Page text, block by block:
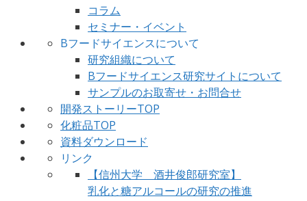
コラム
セミナー・イベント
Bフードサイエンスについて
研究組織について
Bフードサイエンス研究サイトについて
サンプルのお取寄せ・お問合せ
開発ストーリーTOP
化粧品TOP
資料ダウンロード
リンク
【信州大学 酒井俊郎研究室】
乳化と糖アルコールの研究の推進